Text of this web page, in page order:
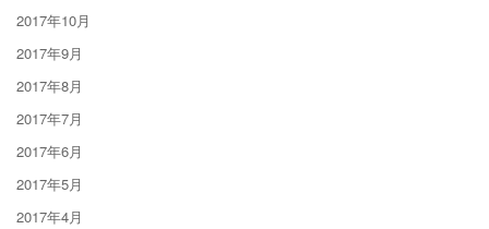
2017年10月
2017年9月
2017年8月
2017年7月
2017年6月
2017年5月
2017年4月